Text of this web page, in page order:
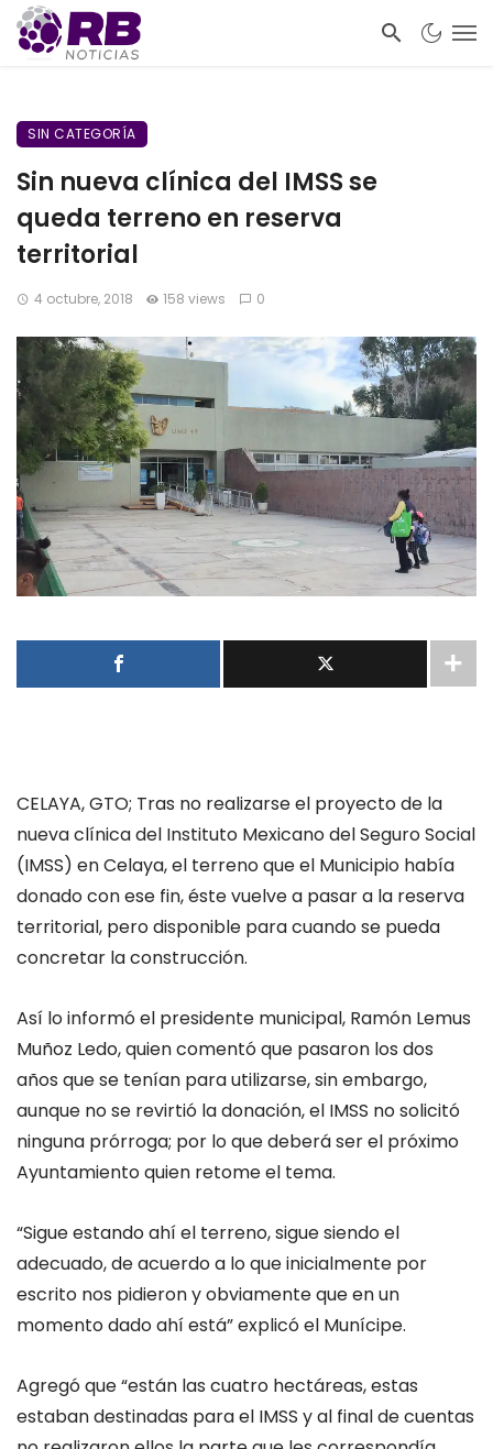
SIN CATEGORÍA
Sin nueva clínica del IMSS se
queda terreno en reserva
territorial
4 octubre, 2018 158 views 0
CELAYA, GTO; Tras no realizarse el proyecto de la
nueva clínica del Instituto Mexicano del Seguro Social
(IMSS) en Celaya, el terreno que el Municipio había
donado con ese fin, éste vuelve a pasar a la reserva
territorial, pero disponible para cuando se pueda
concretar la construcción.
Así lo informó el presidente municipal, Ramón Lemus
Muñoz Ledo, quien comentó que pasaron los dos
años que se tenían para utilizarse, sin embargo,
aunque no se revirtió la donación, el IMSS no solicitó
ninguna prórroga; por lo que deberá ser el próximo
Ayuntamiento quien retome el tema.
“Sigue estando ahí el terreno, sigue siendo el
adecuado, de acuerdo a lo que inicialmente por
escrito nos pidieron y obviamente que en un
momento dado ahí está” explicó el Munícipe.
Agregó que “están las cuatro hectáreas, estas
estaban destinadas para el IMSS y al final de cuentas